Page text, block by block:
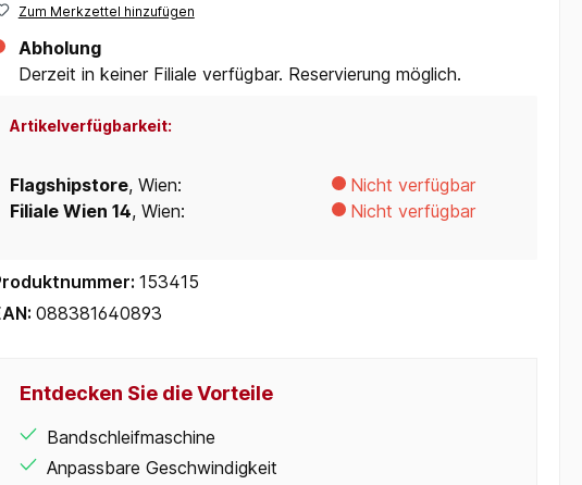
Zum Merkzettel hinzufügen
Abholung
Derzeit in keiner Filiale verfügbar. Reservierung möglich.
Artikelverfügbarkeit:
Flagshipstore, Wien:
Nicht verfügbar
Filiale Wien 14, Wien: Nicht verfügbar
153415
088381640893
Entdecken Sie die Vorteile
Bandschleifmaschine
Anpassbare Geschwindigkeit